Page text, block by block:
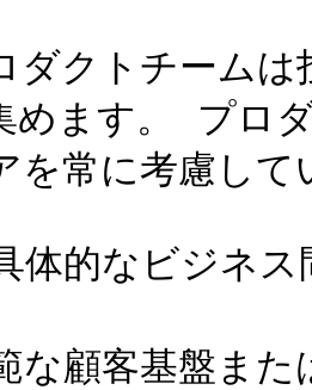
ダクトチーム
めます。 プロ
を常に考慮して
的なビジネス
顧客基盤また